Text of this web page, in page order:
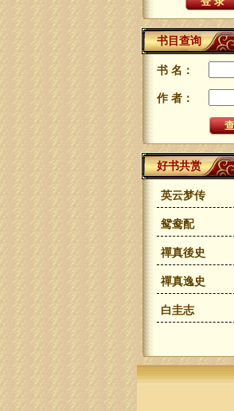
书目查询
书 名：
作 者：
好书共赏
英云梦传
鸳鸯配
禪真後史
禪真逸史
白圭志